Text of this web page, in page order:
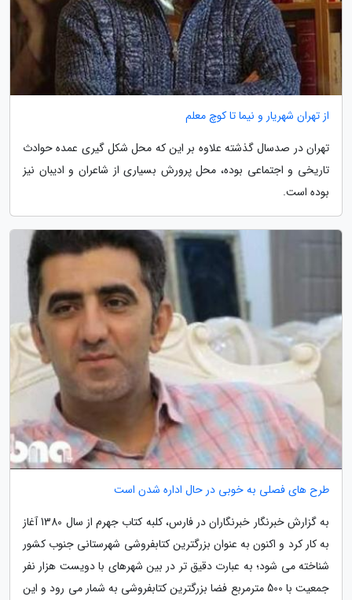
از تهران شهریار و نیما تا کوچ معلم
تهران در صدسال گذشته علاوه بر این که محل شکل گیری عمده حوادث
تاریخی و اجتماعی بوده، محل پرورش بسیاری از شاعران و ادیبان نیز
بوده است.
طرح های فصلی به خوبی در حال اداره شدن است
به گزارش خبرنگار خبرنگاران در فارس، کلبه کتاب جهرم از سال 1380 آغاز
به کار کرد و اکنون به عنوان بزرگترین کتابفروشی شهرستانی جنوب کشور
شناخته می شود؛ به عبارت دقیق تر در بین شهرهای با دویست هزار نفر
جمعیت با 500 مترمربع فضا بزرگترین کتابفروشی به شمار می رود و این